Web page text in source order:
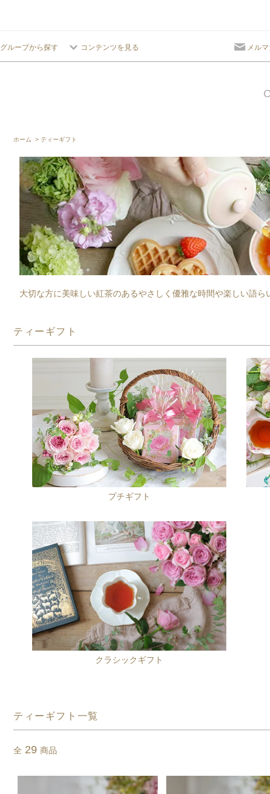
グループから探す コンテンツを見る メル
ホーム > ティーギフト
大切な方に美味しい紅茶のあるやさしく優雅な時間や楽しい語ら
ティーギフト
プチギフト
クラシックギフト
ティーギフト一覧
全 29 商品